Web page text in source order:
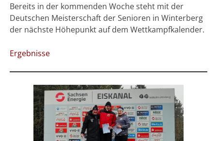
Bereits in der kommenden Woche steht mit der
Deutschen Meisterschaft der Senioren in Winterberg
der nächste Höhepunkt auf dem Wettkampfkalender.
Ergebnisse